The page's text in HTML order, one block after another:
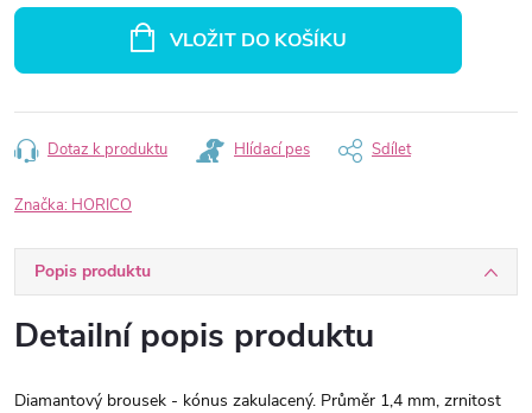
VLOŽIT DO KOŠÍKU
Dotaz k produktu Hlídací pes Sdílet
Značka: HORICO
Popis produktu
Detailní popis produktu
Diamantový brousek - kónus zakulacený. Průměr 1,4 mm, zrnitost